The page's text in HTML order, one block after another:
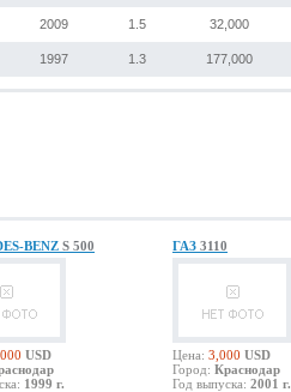
2009 1.5 32,000
1997 1.3 177,000
BENZ S 500
USD
1999 г.
ГАЗ 3110
Цена: 3,000 USD
Город: Краснодар
Год выпуска: 2001 г.